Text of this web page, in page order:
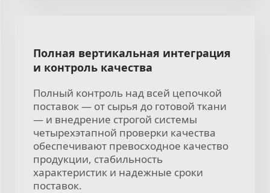
Полная вертикальная интеграция
и контроль качества
Полный контроль над всей цепочкой
поставок — от сырья до готовой ткани
— и внедрение строгой системы
четырехэтапной проверки качества
обеспечивают превосходное качество
продукции, стабильность
характеристик и надежные сроки
поставок.